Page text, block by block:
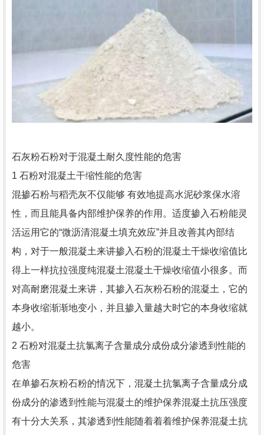
石灰粉石粉对于混凝土耐久度性能的危害
1 石粉对混凝土干缩性能的危害
混掺石粉与稻壳灰不仅能够 有效地提高水泥砂浆保水溶
性，而且能具备内部维护保养的作用。适度掺入石粉能灵
活运用它的“微沥清混凝土填充效应”并且改善其內部结
构，对于一般混凝土来讲掺入石粉的混凝土干燥收缩值比
得上一样抗拉强度纯混凝土混凝土干燥收缩值小很多。而
对高耐磨混凝土来讲，其掺入石灰粉石粉的混凝土，它的
本身收缩渐渐地变小，并且掺入量越大时它的本身收缩就
越小。
2 石粉对混凝土抗氯离子含量成分成份成分渗透到性能的
危害
在单掺石灰粉石粉的情况下，混凝土抗氯离子含量成分成
份成分的渗透到性能与混凝土的维护保养混凝土抗压强度
有十分大关系，其渗透到性能随着着着维护保养混凝土抗